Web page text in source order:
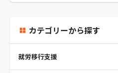
カテゴリーから探す
就労移行支援